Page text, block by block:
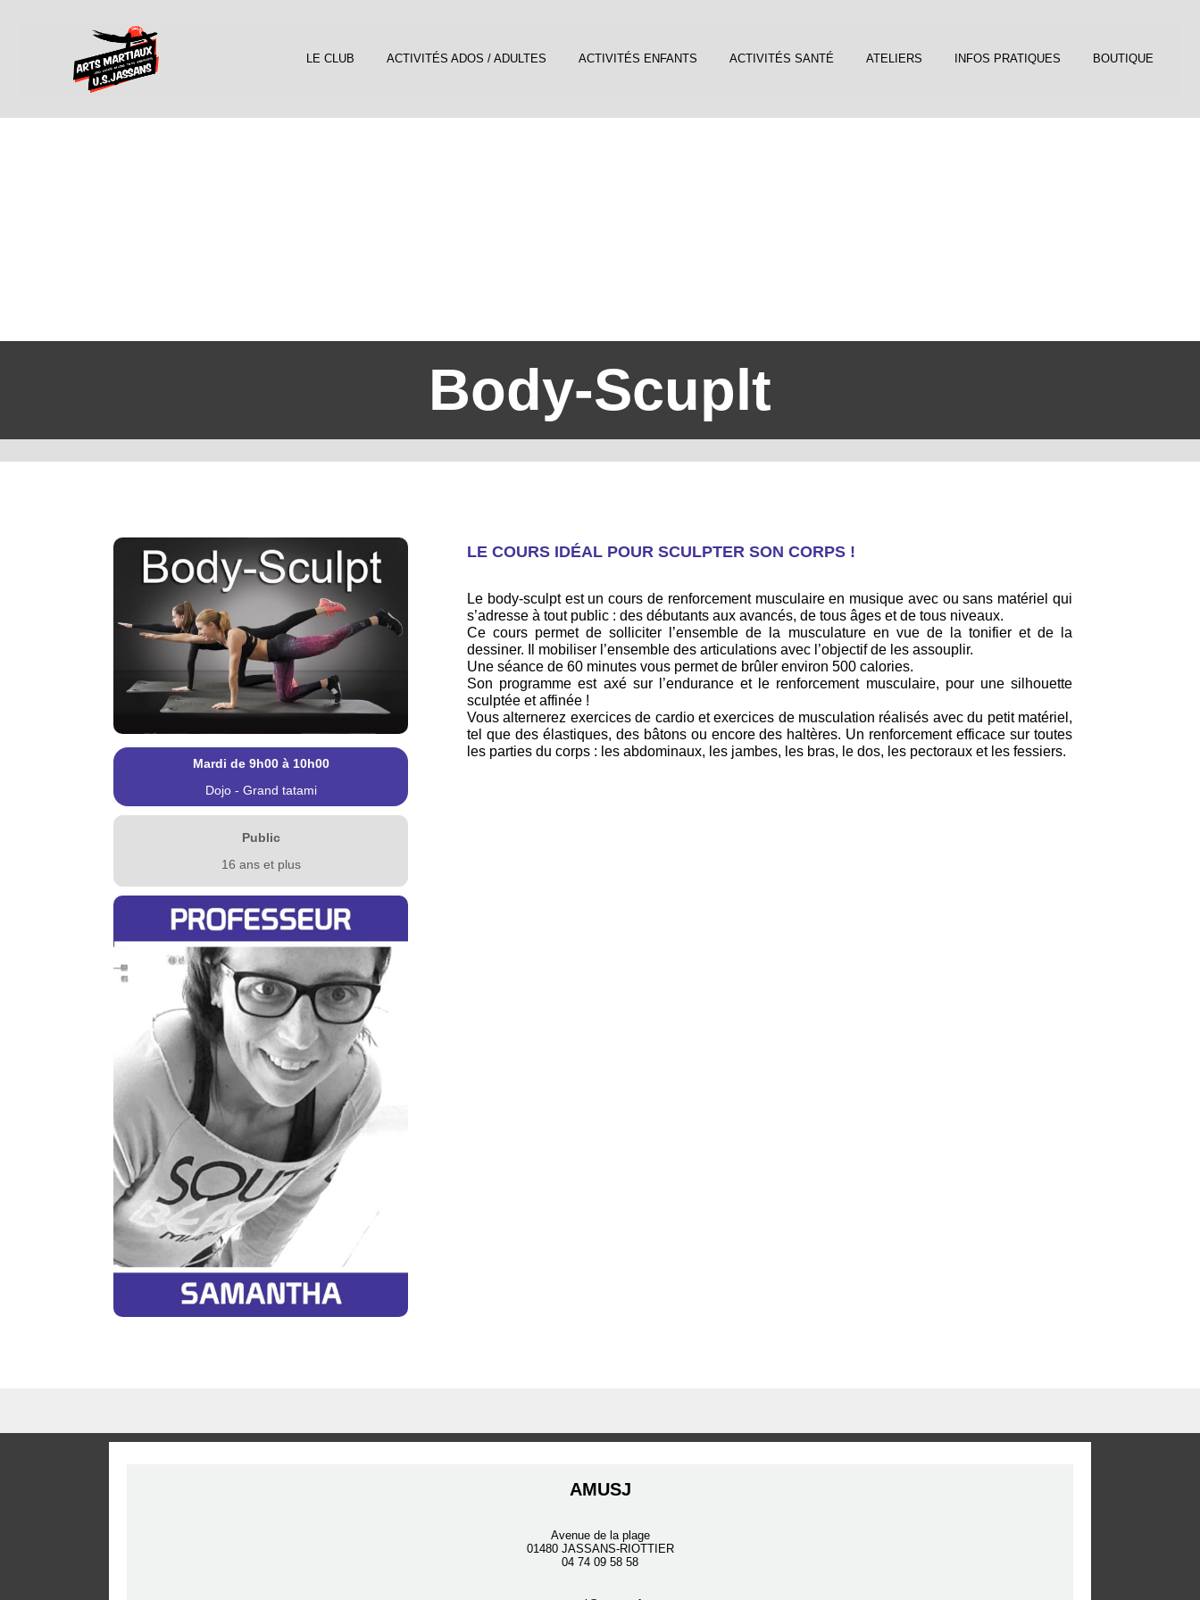
LE CLUB ACTIVITÉS ADOS / ADULTES ACTIVITÉS ENFANTS ACTIVITÉS SANTÉ ATELIERS INFOS PRATIQUES BOUTIQUE
Body-Scuplt
Mardi de 9h00 à 10h00
Dojo - Grand tatami
Public
16 ans et plus
LE COURS IDÉAL POUR SCULPTER SON CORPS !
Le body-sculpt est un cours de renforcement musculaire en musique avec ou sans matériel qui
s’adresse à tout public : des débutants aux avancés, de tous âges et de tous niveaux.
Ce cours permet de solliciter l’ensemble de la musculature en vue de la tonifier et de la
dessiner. Il mobiliser l’ensemble des articulations avec l’objectif de les assouplir.
Une séance de 60 minutes vous permet de brûler environ 500 calories.
Son programme est axé sur l’endurance et le renforcement musculaire, pour une silhouette
sculptée et affinée !
Vous alternerez exercices de cardio et exercices de musculation réalisés avec du petit matériel,
tel que des élastiques, des bâtons ou encore des haltères. Un renforcement efficace sur toutes
les parties du corps : les abdominaux, les jambes, les bras, le dos, les pectoraux et les fessiers.
AMUSJ
Avenue de la plage
01480 JASSANS-RIOTTIER
04 74 09 58 58